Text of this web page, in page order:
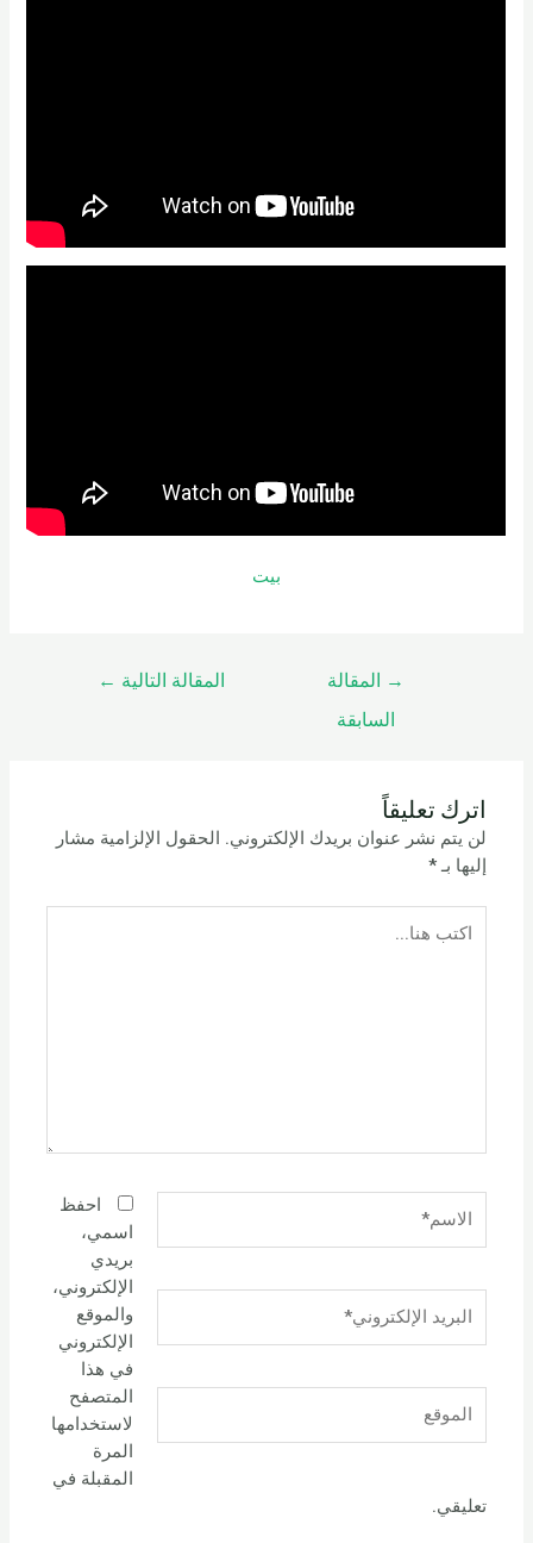
بيت
→
المقالة
السابقة
المقالة التالية ←
اترك تعليقاً
لن يتم نشر عنوان بريدك الإلكتروني. الحقول الإلزامية مشار
إليها بـ*
هنا...
الإلكتروني*
احفظ
اسمي،
بريدي
الإلكتروني،
والموقع
الإلكتروني
في هذا
المتصفح
لاستخدامها
المرة
المقبلة في
تعليقي.